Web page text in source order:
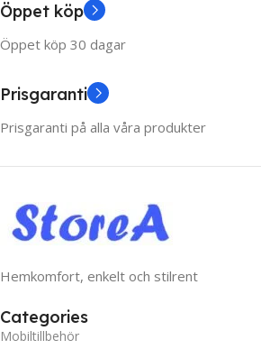
Öppet köp
Öppet köp 30 dagar
Prisgaranti
Prisgaranti på alla våra produkter
Hemkomfort, enkelt och stilrent
Categories
Mobiltillbehör